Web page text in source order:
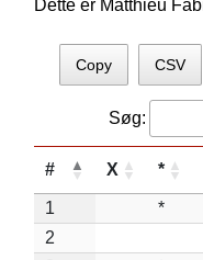
Dette er Matthieu
Copy CSV
Søg:
# X *
1 *
2